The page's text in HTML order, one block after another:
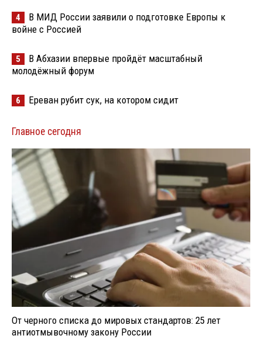
4
В МИД России заявили о подготовке Европы к
войне с Россией
5
В Абхазии впервые пройдёт масштабный
молодёжный форум
6 Ереван рубит сук, на котором сидит
Главное сегодня
От черного списка до мировых стандартов: 25 лет
антиотмывочному закону России